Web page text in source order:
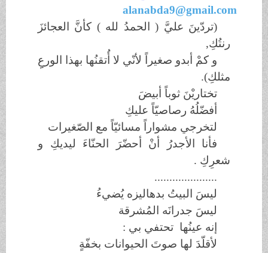
alanabda9@gmail.com
(تردّينَ عليَّ ( الحمدُ لله ) كأنَّ العجائزَ
رنتُكِ,
و كمْ أبدو صغيراً لأنّي لا أُتقنُها بهذا الورعِِ
مثلكِ).
تختاريْنَ ثوباً أبيضَ
أفضّلُهُ رصاصيّاً عليكِ
لتخرجي مشواراً مسائيّاً مع الصّغيرات
فأنا الأجدرُ أنْ أحضّرَ الحنّاءَ ليديكِ و
شعرِكِ .
.....................
ليسَ البيتُ بدهاليزه يُضيءُ
ليسَ جدرانَه المُشرقة
إنه عينُها تحتفي بي :
لأقلّدَ لها صوتَ الحيوانات بخفّةٍ